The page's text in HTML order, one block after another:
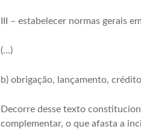
III – estabelecer normas gerais
(…)
b) obrigação, lançamento,
Decorre desse texto
complementar, o que afasta a